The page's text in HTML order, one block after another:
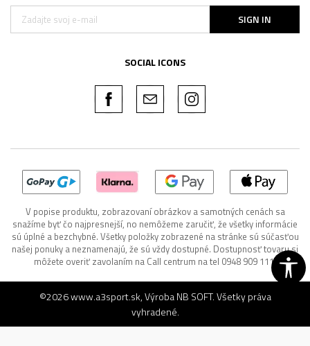
SIGN IN
SOCIAL ICONS
V popise produktu, zobrazovaní obrázkov a samotných cenách sa
snažíme byť čo najpresnejší, no nemôžeme zaručiť, že všetky informácie
sú úplné a bezchybné. Všetky položky zobrazené na stránke sú súčasťou
našej ponuky a neznamenajú, že sú vždy dostupné. Dostupnosť tovaru si
môžete overiť zavolaním na Call centrum na tel 0948 909 111.
©2026www.a3sport.sk, VýrobaNB SOFT. Všetky práva
vyhradené.